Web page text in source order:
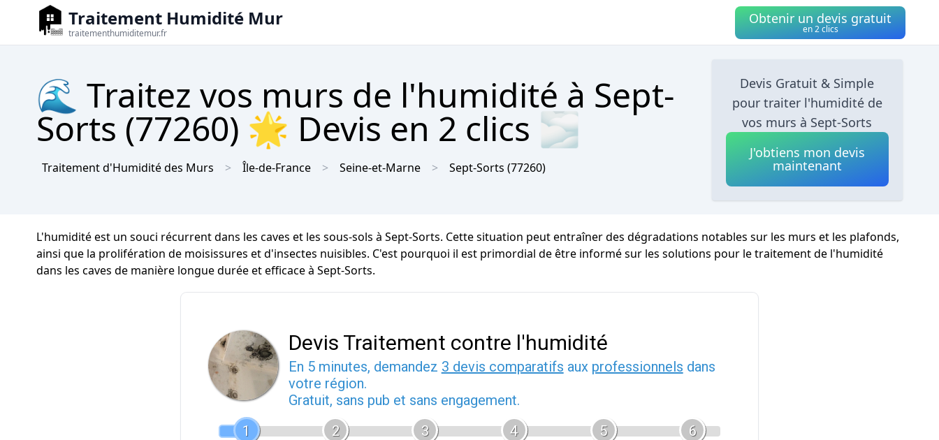
Traitement Humidité Mur
traitementhumiditemur.fr
Obtenir un devis gratuit
en 2 clics
🌊 Traitez vos murs de l'humidité à Sept-
Sorts (77260) 🌟 Devis en 2 clics 🌫
Traitement d'Humidité des Murs Île-de-France Seine-et-Marne Sept-Sorts (77260)
Devis Gratuit & Simple
pour traiter l'humidité de
vos murs à Sept-Sorts
J'obtiens mon devis
maintenant
L'humidité est un souci récurrent dans les caves et les sous-sols à Sept-Sorts. Cette situation peut entraîner des dégradations notables sur les murs et les plafonds,
ainsi que la prolifération de moisissures et d'insectes nuisibles. C'est pourquoi il est primordial de être informé sur les solutions pour le traitement de l'humidité
dans les caves de manière longue durée et efficace à Sept-Sorts.
Devis Traitement contre l'humidité
En 5 minutes, demandez 3 devis comparatifs aux professionnels dans
votre région.
Gratuit, sans pub et sans engagement.
1
2 3 4 5 6